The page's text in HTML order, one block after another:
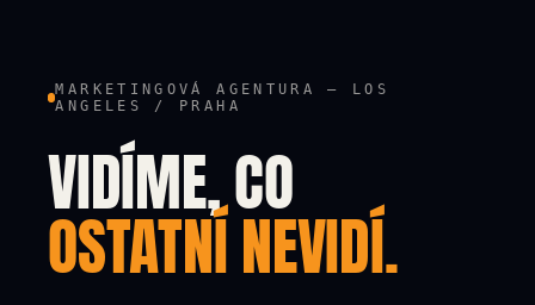
MARKETINGOVÁ AGENTURA — LOS
ANGELES / PRAHA
VIDÍME, CO
OSTATNÍ NEVIDÍ.